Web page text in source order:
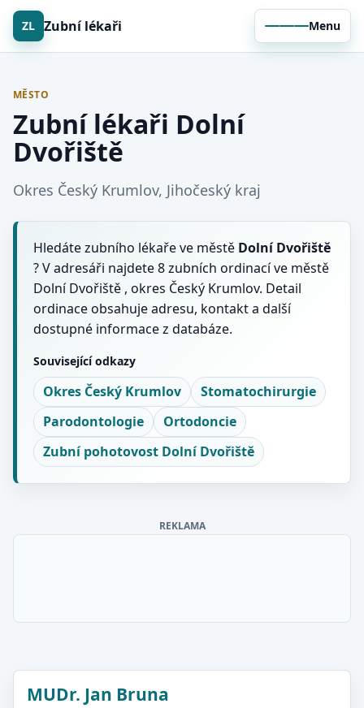
ZL Zubní lékaři Menu
MĚSTO
Zubní lékaři Dolní
Dvořiště
Okres Český Krumlov, Jihočeský kraj
Hledáte zubního lékaře ve městě Dolní Dvořiště
? V adresáři najdete 8 zubních ordinací ve městě
Dolní Dvořiště , okres Český Krumlov. Detail
ordinace obsahuje adresu, kontakt a další
dostupné informace z databáze.
Související odkazy
Okres Český Krumlov
Stomatochirurgie
Parodontologie
Ortodoncie
Zubní pohotovost Dolní Dvořiště
REKLAMA
MUDr. Jan Bruna